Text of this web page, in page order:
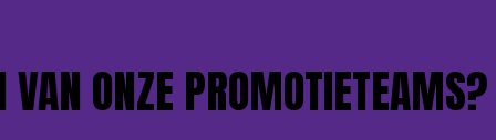
ONZE PROMOTIETEAMS?